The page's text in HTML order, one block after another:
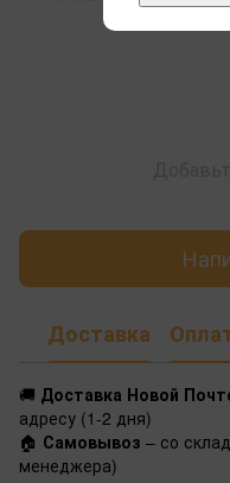
Доставка
🚚 Доставка Новой
адресу (1-2 дня)
🏠 Самовывоз – со
менеджера)